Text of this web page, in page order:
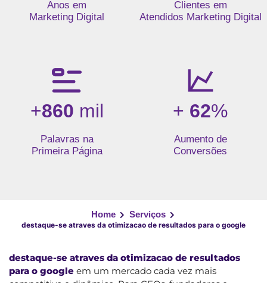
Anos em
Marketing Digital
Clientes em
Atendidos Marketing Digital
+860 mil
Palavras na
Primeira Página
+ 62%
Aumento de
Conversões
Home Serviços
destaque-se atraves da otimizacao de resultados para o google
destaque-se atraves da otimizacao de resultados
para o google em um mercado cada vez mais